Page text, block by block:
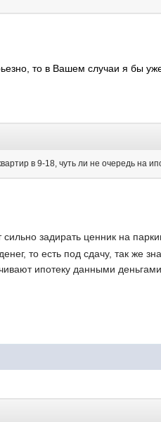
то в Вашем случаи я бы
в 9-18, чуть ли не очередь на
задирать ценник на
то есть под сдачу, так же
ипотеку данными деньгами.